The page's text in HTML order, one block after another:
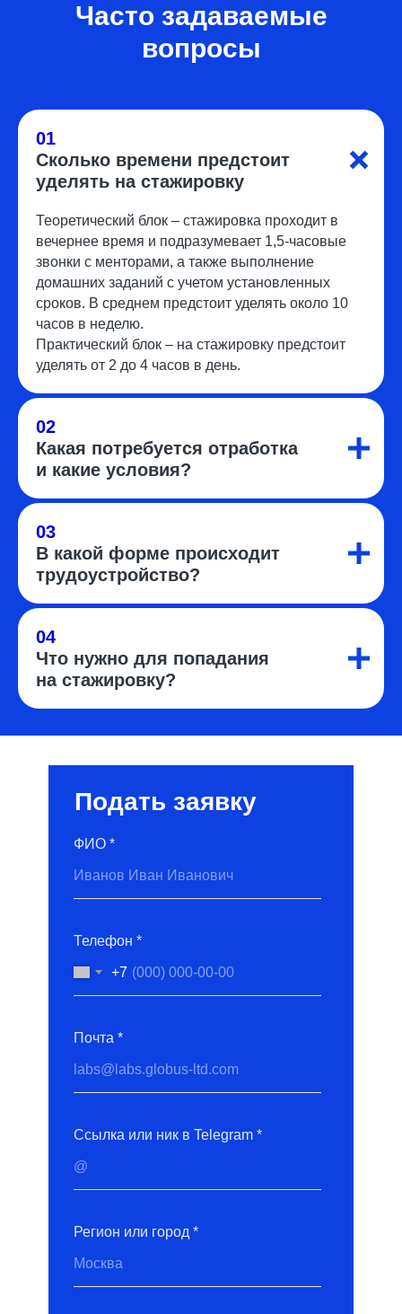
Часто задаваемые
вопросы
01
Сколько времени предстоит
уделять на стажировку
Теоретический блок – стажировка проходит в
вечернее время и подразумевает 1,5-часовые
звонки с менторами, а также выполнение
домашних заданий с учетом установленных
сроков. В среднем предстоит уделять около 10
часов в неделю.
Практический блок – на стажировку предстоит
уделять от 2 до 4 часов в день.
02
Какая потребуется отработка
и какие условия?
03
В какой форме происходит
трудоустройство?
04
Что нужно для попадания
на стажировку?
Подать заявку
ФИО *
Телефон *
+7
Почта *
Ссылка или ник в Telegram *
Регион или город *